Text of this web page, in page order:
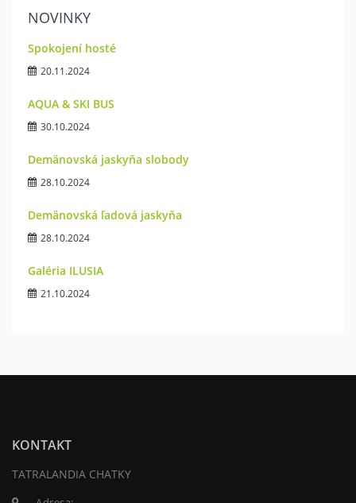
NOVINKY
Spokojení hosté
20.11.2024
AQUA & SKI BUS
30.10.2024
Demänovská jaskyňa slobody
28.10.2024
Demänovská ľadová jaskyňa
28.10.2024
Galéria ILUSIA
21.10.2024
KONTAKT
TATRALANDIA CHATKY